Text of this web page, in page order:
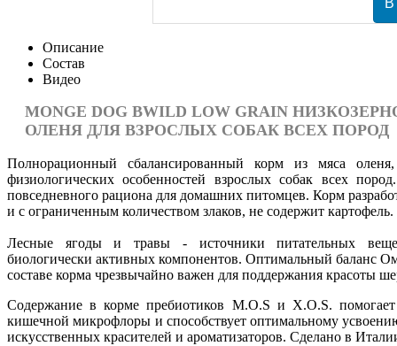
Описание
Состав
Видео
MONGE DOG BWILD LOW GRAIN
ОЛЕНЯ ДЛЯ ВЗРОСЛЫХ СОБАК ВСЕХ ПОРОД
Полнорационный сбалансированный корм из мяса
физиологических особенностей взрослых собак всех
повседневного рациона для домашних питомцев. Корм
и с ограниченным количеством злаков, не содержит картофель.
Лесные ягоды и травы - источники питательных
биологически активных компонентов. Оптимальный баланс
составе корма чрезвычайно важен для поддержания красоты
Содержание в корме пребиотиков М.О.S и Х.О.S. помогает
кишечной микрофлоры и способствует оптимальному
искусственных красителей и ароматизаторов. Сделано в